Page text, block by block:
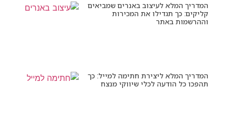
המדריך המלא לעיצוב באנרים שמביאים
קליקים: כך תגדילו את המכירות
וההרשמות באתר
המדריך המלא ליצירת חתימה למייל: כך
תהפכו כל הודעה לכלי שיווקי מנצח